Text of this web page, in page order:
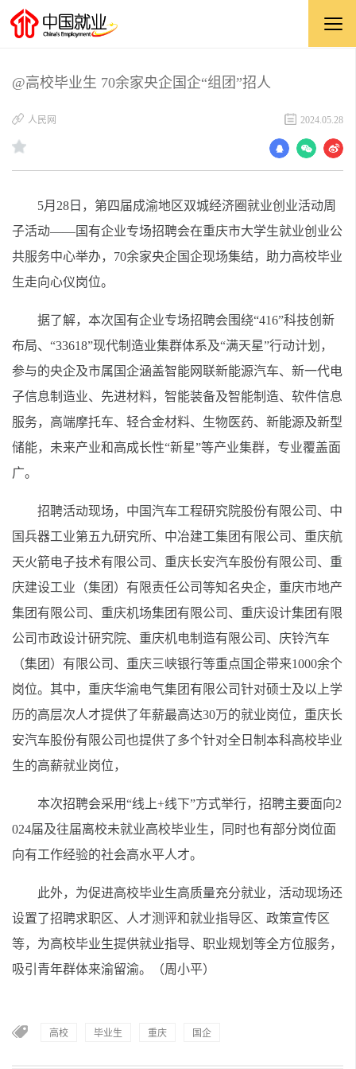
@高校毕业生 70余家央企国企“组团”招人
人民网 2024.05.28
5月28日，第四届成渝地区双城经济圈就业创业活动周
子活动——国有企业专场招聘会在重庆市大学生就业创业公
共服务中心举办，70余家央企国企现场集结，助力高校毕业
生走向心仪岗位。
据了解，本次国有企业专场招聘会围绕“416”科技创新
布局、“33618”现代制造业集群体系及“满天星”行动计划，
参与的央企及市属国企涵盖智能网联新能源汽车、新一代电
子信息制造业、先进材料，智能装备及智能制造、软件信息
服务，高端摩托车、轻合金材料、生物医药、新能源及新型
储能，未来产业和高成长性“新星”等产业集群，专业覆盖面
广。
招聘活动现场，中国汽车工程研究院股份有限公司、中
国兵器工业第五九研究所、中冶建工集团有限公司、重庆航
天火箭电子技术有限公司、重庆长安汽车股份有限公司、重
庆建设工业（集团）有限责任公司等知名央企，重庆市地产
集团有限公司、重庆机场集团有限公司、重庆设计集团有限
公司市政设计研究院、重庆机电制造有限公司、庆铃汽车
（集团）有限公司、重庆三峡银行等重点国企带来1000余个
岗位。其中，重庆华渝电气集团有限公司针对硕士及以上学
历的高层次人才提供了年薪最高达30万的就业岗位，重庆长
安汽车股份有限公司也提供了多个针对全日制本科高校毕业
生的高薪就业岗位，
本次招聘会采用“线上+线下”方式举行，招聘主要面向2
024届及往届离校未就业高校毕业生，同时也有部分岗位面
向有工作经验的社会高水平人才。
此外，为促进高校毕业生高质量充分就业，活动现场还
设置了招聘求职区、人才测评和就业指导区、政策宣传区
等，为高校毕业生提供就业指导、职业规划等全方位服务，
吸引青年群体来渝留渝。（周小平）
高校 毕业生 重庆 国企